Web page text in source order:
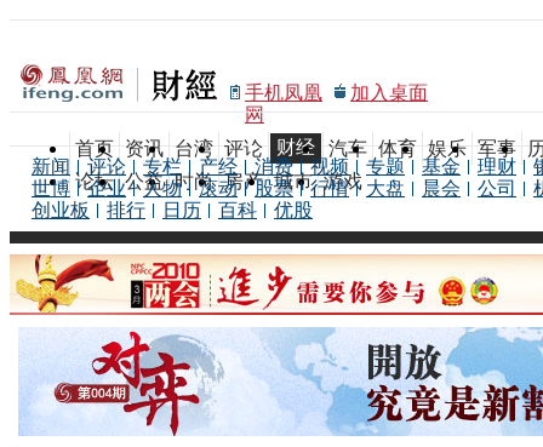
手机凤凰
网
加入桌面
首页 资讯 台湾 评论 财经 汽车 体育 娱乐 军事
论坛 公益 时尚 房产 城市 游戏
新闻 评论 专栏 产经 消费 视频 专题 基金 理财
世博
企业 人物 滚动 股票 行情 大盘 晨会 公司
创业板
排行 日历 百科 优股